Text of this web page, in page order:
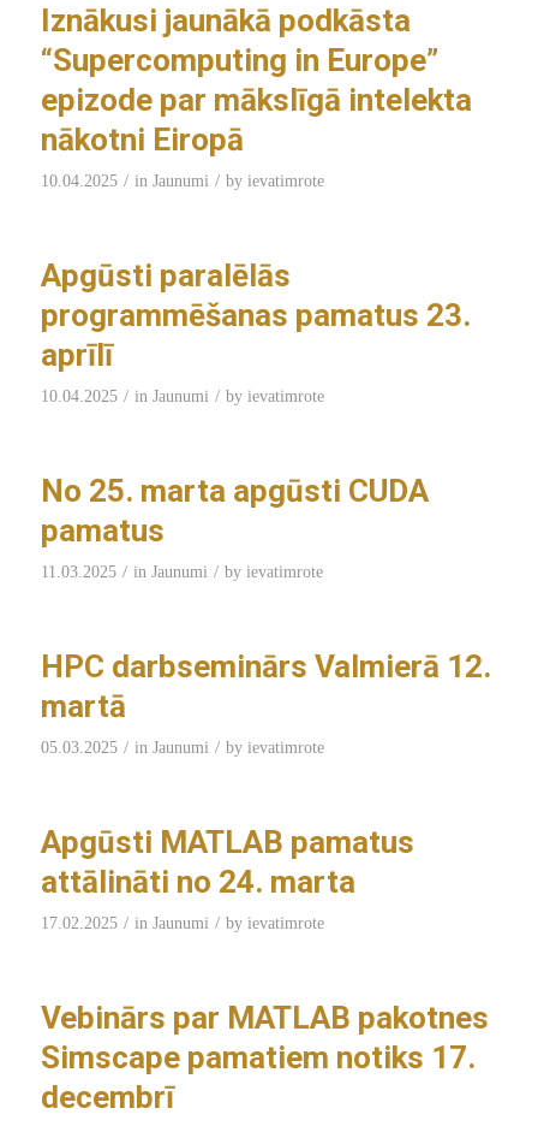
Iznākusi jaunākā podkāsta
“Supercomputing in Europe”
epizode par mākslīgā intelekta
nākotni Eiropā
10.04.2025 / in Jaunumi / by ievatimrote
Apgūsti paralēlās
programmēšanas pamatus 23.
aprīlī
10.04.2025 / in Jaunumi / by ievatimrote
No 25. marta apgūsti CUDA
pamatus
11.03.2025 / in Jaunumi / by ievatimrote
HPC darbseminārs Valmierā 12.
martā
05.03.2025 / in Jaunumi / by ievatimrote
Apgūsti MATLAB pamatus
attālināti no 24. marta
17.02.2025 / in Jaunumi / by ievatimrote
Vebinārs par MATLAB pakotnes
Simscape pamatiem notiks 17.
decembrī